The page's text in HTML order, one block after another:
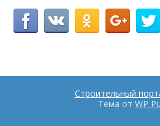
Строительный
Тема от WP